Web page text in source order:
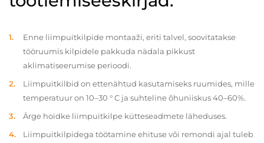
Enne liimpuitkilpide montaaži, eriti talvel, soovitatakse
tööruumis kilpidele pakkuda nädala pikkust
aklimatiseerumise perioodi.
Liimpuitkilbid on ettenähtud kasutamiseks ruumides, mille
temperatuur on 10–30 ° C ja suhteline õhuniiskus 40–60%.
Ärge hoidke liimpuitkilpe kütteseadmete läheduses.
Liimpuitkilpidega töötamine ehituse või remondi ajal tuleb